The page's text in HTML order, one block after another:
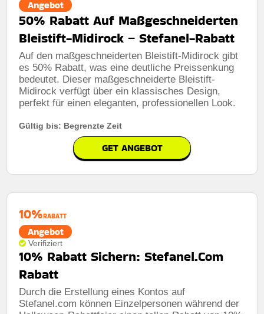
Art des Angebots:Zeitlich begrenztes angebot
Kumulierbar:Nicht mit anderen Aktionen kombinierbar
Bedingungen:Weitere Informationen finden Sie in den
Nutzungsbedingungen auf der Website des Händlers.
Angebot
50% Rabatt Auf Maßgeschneiderten
Bleistift-Midirock – Stefanel-Rabatt
Auf den maßgeschneiderten Bleistift-Midirock gibt
es 50% Rabatt, was eine deutliche Preissenkung
bedeutet. Dieser maßgeschneiderte Bleistift-
Midirock verfügt über ein klassisches Design,
perfekt für einen eleganten, professionellen Look.
Gültig bis: Begrenzte Zeit
GET ANGEBOT
10%RABATT
Angebot
Verifiziert
10% Rabatt Sichern: Stefanel.Com
Rabatt
Durch die Erstellung eines Kontos auf
Stefanel.com können Einzelpersonen während der